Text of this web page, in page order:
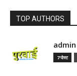
TOP AUTHORS
admin
7 पोस्ट